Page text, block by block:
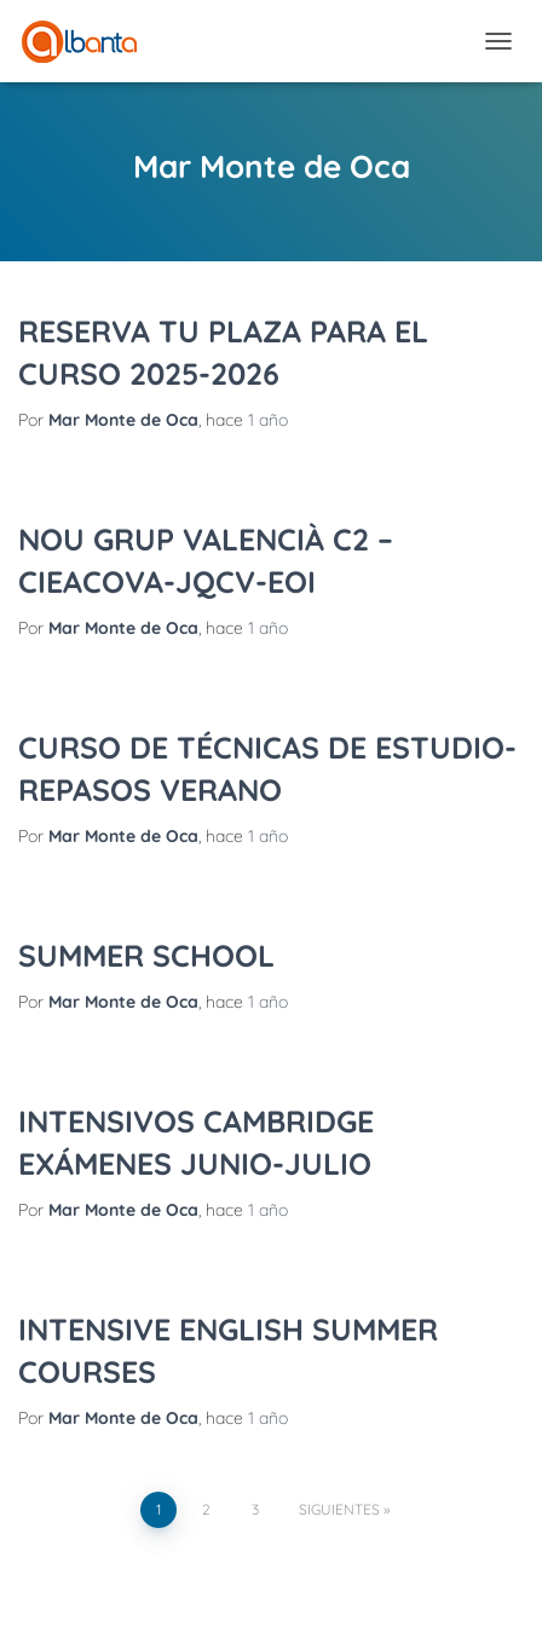
Mar Monte de Oca
RESERVA TU PLAZA PARA EL
CURSO 2025-2026
Por Mar Monte de Oca, hace 1 año
NOU GRUP VALENCIÀ C2 –
CIEACOVA-JQCV-EOI
Por Mar Monte de Oca, hace 1 año
CURSO DE TÉCNICAS DE ESTUDIO-
REPASOS VERANO
Por Mar Monte de Oca, hace 1 año
SUMMER SCHOOL
Por Mar Monte de Oca, hace 1 año
INTENSIVOS CAMBRIDGE
EXÁMENES JUNIO-JULIO
Por Mar Monte de Oca, hace 1 año
INTENSIVE ENGLISH SUMMER
COURSES
Por Mar Monte de Oca, hace 1 año
1 2 3 SIGUIENTES